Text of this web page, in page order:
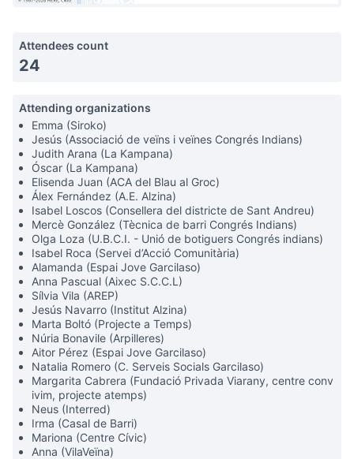
Attendees count
24
Attending organizations
Emma (Siroko)
Jesús (Associació de veïns i veïnes Congrés Indians)
Judith Arana (La Kampana)
Óscar (La Kampana)
Elisenda Juan (ACA del Blau al Groc)
Álex Fernández (A.E. Alzina)
Isabel Loscos (Consellera del districte de Sant Andreu)
Mercè González (Tècnica de barri Congrés Indians)
Olga Loza (U.B.C.I. - Unió de botiguers Congrés indians)
Isabel Roca (Servei d’Acció Comunitària)
Alamanda (Espai Jove Garcilaso)
Anna Pascual (Aixec S.C.C.L)
Sílvia Vila (AREP)
Jesús Navarro (Institut Alzina)
Marta Boltó (Projecte a Temps)
Núria Bonavile (Arpilleres)
Aitor Pérez (Espai Jove Garcilaso)
Natalia Romero (C. Serveis Socials Garcilaso)
Margarita Cabrera (Fundació Privada Viarany, centre conv
ivim, projecte atemps)
Neus (Interred)
Irma (Casal de Barri)
Mariona (Centre Cívic)
Anna (VilaVeïna)